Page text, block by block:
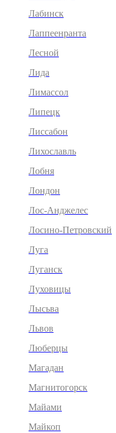
Лабинск
Лаппеенранта
Лесной
Лида
Лимассол
Липецк
Лиссабон
Лихославль
Лобня
Лондон
Лос-Анджелес
Лосино-Петровский
Луга
Луганск
Луховицы
Лысьва
Львов
Люберцы
Магадан
Магнитогорск
Майами
Майкоп